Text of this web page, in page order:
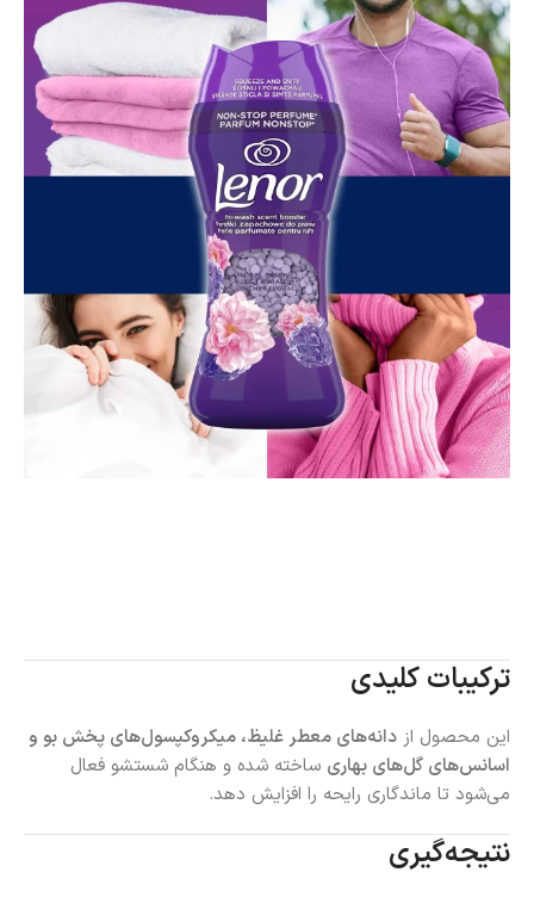
ترکیبات کلیدی
این محصول از دانه‌های معطر غلیظ، میکروکپسول‌های پخش بو و
اسانس‌های گل‌های بهاری ساخته شده و هنگام شستشو فعال
می‌شود تا ماندگاری رایحه را افزایش دهد.
نتیجه‌گیری